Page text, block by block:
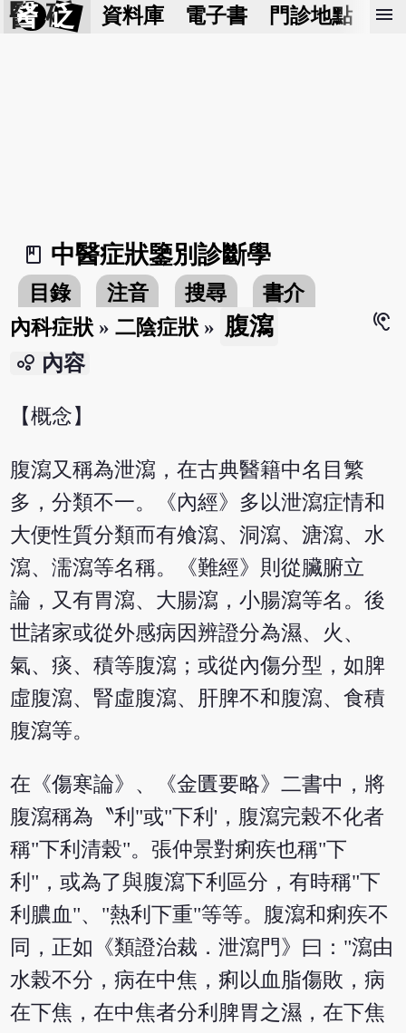
醫 砭 資料庫 電子書 門診地點 預
menu
book_2
中醫症狀鑒別診斷學
目錄 注音 搜尋
書介
內科症狀 »二陰症狀 » 腹瀉
hearing
bubble_chart 內容
【概念】
腹瀉又稱為泄瀉，在古典醫籍中名目繁
多，分類不一。《內經》多以泄瀉症情和
大便性質分類而有飧瀉、洞瀉、溏瀉、水
瀉、濡瀉等名稱。《難經》則從臟腑立
論，又有胃瀉、大腸瀉，小腸瀉等名。後
世諸家或從外感病因辨證分為濕、火、
氣、痰、積等腹瀉；或從內傷分型，如脾
虛腹瀉、腎虛腹瀉、肝脾不和腹瀉、食積
腹瀉等。
在《傷寒論》、《金匱要略》二書中，將
腹瀉稱為〝利"或"下利'，腹瀉完榖不化者
稱"下利清榖"。張仲景對痢疾也稱"下
利"，或為了與腹瀉下利區分，有時稱"下
利膿血"、"熱利下重"等等。腹瀉和痢疾不
同，正如《類證治裁．泄瀉門》曰："瀉由
水榖不分，病在中焦，痢以血脂傷敗，病
在下焦，在中焦者分利脾胃之濕，在下焦